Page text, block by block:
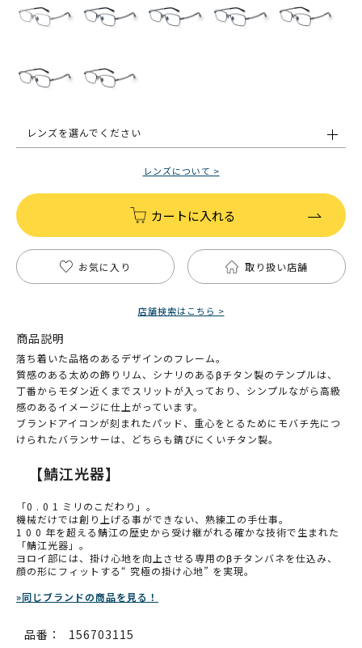
レンズを選んでください
レンズについて >
カートに入れる
お気に入り 取り扱い店舗
店舗検索はこちら >
商品説明
落ち着いた品格のあるデザインのフレーム。
質感のある太めの飾りリム、シナリのあるβチタン製のテンプルは、
丁番からモダン近くまでスリットが入っており、シンプルながら高級
感のあるイメージに仕上がっています。
ブランドアイコンが刻まれたパッド、重心をとるためにモバチ先につ
けられたバランサーは、どちらも錆びにくいチタン製。
【鯖江光器】
「0 . 0 1 ミリのこだわり」。
機械だけでは創り上げる事ができない、熟練工の手仕事。
1 0 0 年を超える鯖江の歴史から受け継がれる確かな技術で生まれた
「鯖江光器」。
ヨロイ部には、掛け心地を向上させる専用のβチタンバネを仕込み、
顔の形にフィットする“ 究極の掛け心地” を実現。
»同じブランドの商品を見る！
品番： 156703115